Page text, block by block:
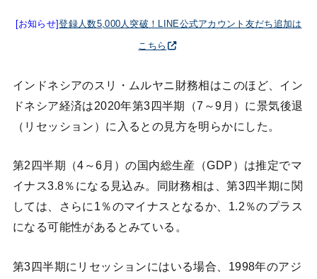
[お知らせ]登録人数5,000人突破！LINE公式アカウント友だち追加は
こちら
インドネシアのスリ・ムルヤニ財務相はこのほど、イン
ドネシア経済は2020年第3四半期（7～9月）に景気後退
（リセッション）に入るとの見方を明らかにした。
第2四半期（4～6月）の国内総生産（GDP）は推定でマ
イナス3.8％になる見込み。同財務相は、第3四半期に関
しては、さらに1％のマイナスとなるか、1.2％のプラス
になる可能性があるとみている。
第3四半期にリセッションにはいる場合、1998年のアジ